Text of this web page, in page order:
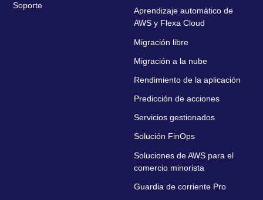
Soporte
Aprendizaje automático de
AWS y Flexa Cloud
Migración libre
Migración a la nube
Rendimiento de la aplicación
Predicción de acciones
Servicios gestionados
Solución FinOps
Soluciones de AWS para el
comercio minorista
Guardia de corriente Pro